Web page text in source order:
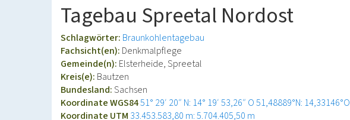
Tagebau Spreetal Nordost
Schlagwörter: Braunkohlentagebau
Fachsicht(en): Denkmalpflege
Gemeinde(n): Elsterheide, Spreetal
Kreis(e): Bautzen
Bundesland:Sachsen
Koordinate WGS8451° 29′ 20″ N: 14° 19′ 53,26″ O51,48889°N: 14,33146°O
Koordinate UTM 33.453.583,80 m: 5.704.405,50 m